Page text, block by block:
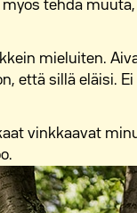
tehdä
mieluiten.
että sillä eläisi. Ei
vinkkaavat